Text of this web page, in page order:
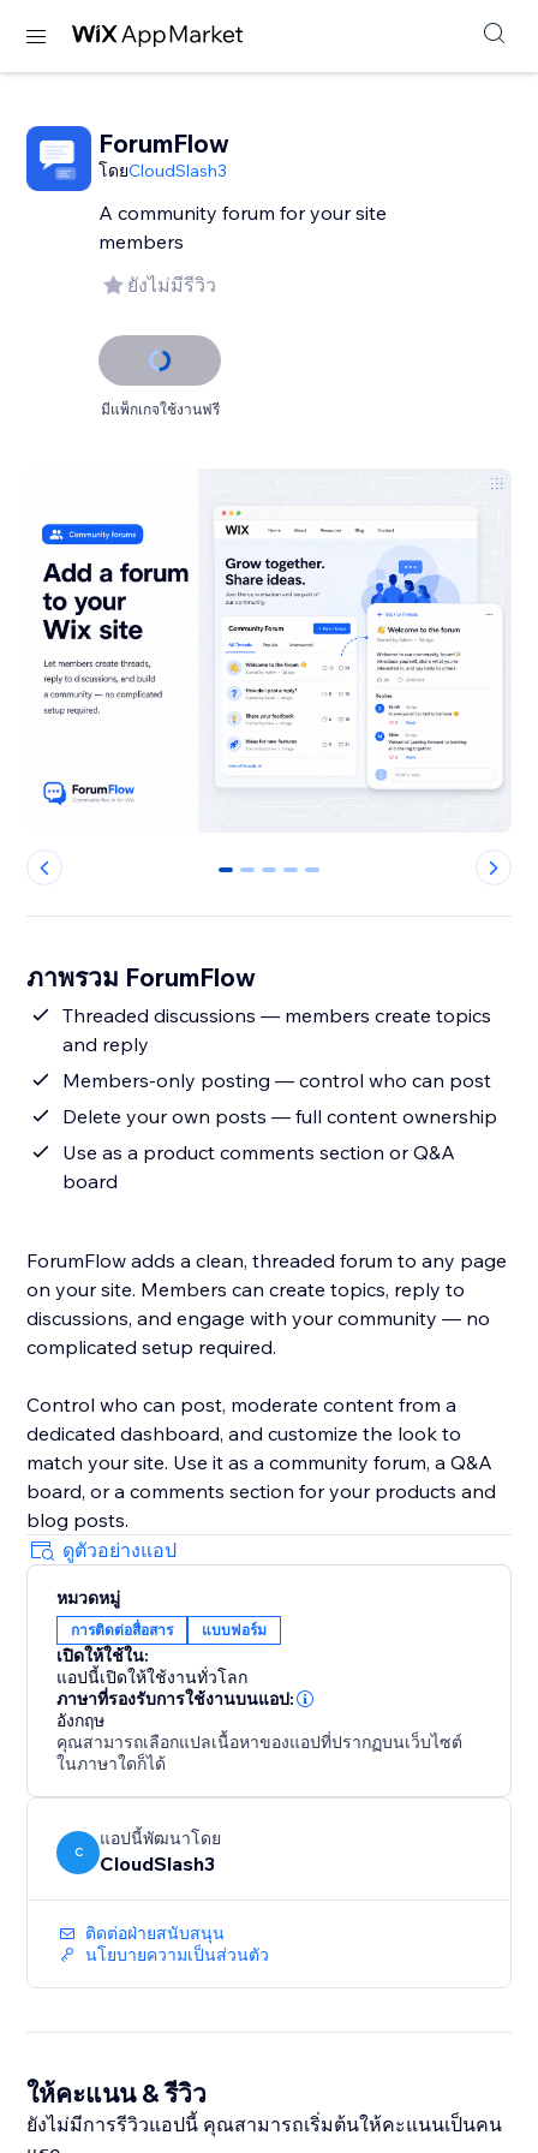
ForumFlow
โดยCloudSlash3
A community forum for your site
members
ยังไม่มีรีวิว
มีแพ็กเกจใช้งานฟรี
0 1 2 3 4
ภาพรวม ForumFlow
Threaded discussions — members create topics
and reply
Members-only posting — control who can post
Delete your own posts — full content ownership
Use as a product comments section or Q&A
board
ForumFlow adds a clean, threaded forum to any page
on your site. Members can create topics, reply to
discussions, and engage with your community — no
complicated setup required.
Control who can post, moderate content from a
dedicated dashboard, and customize the look to
match your site. Use it as a community forum, a Q&A
board, or a comments section for your products and
blog posts.
ดูตัวอย่างแอป
หมวดหมู่
การติดต่อสื่อสาร แบบฟอร์ม
เปิดให้ใช้ใน:
แอปนี้เปิดให้ใช้งานทั่วโลก
ภาษาที่รองรับการใช้งานบนแอป:
อังกฤษ
คุณสามารถเลือกแปลเนื้อหาของแอปที่ปรากฏบนเว็บไซต์
ในภาษาใดก็ได้
C
แอปนี้พัฒนาโดย
CloudSlash3
ติดต่อฝ่ายสนับสนุน
นโยบายความเป็นส่วนตัว
ให้คะแนน & รีวิว
ยังไม่มีการรีวิวแอปนี้ คุณสามารถเริ่มต้นให้คะแนนเป็นคน